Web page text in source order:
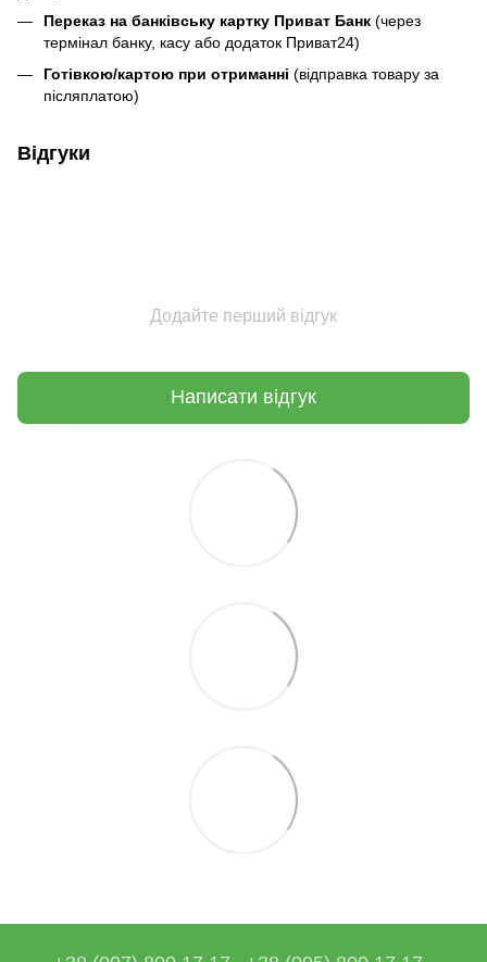
Переказ на банківську картку Приват Банк (через
термінал банку, касу або додаток Приват24)
Готівкою/картою при отриманні (відправка товару за
післяплатою)
Відгуки
Додайте перший відгук
Написати відгук